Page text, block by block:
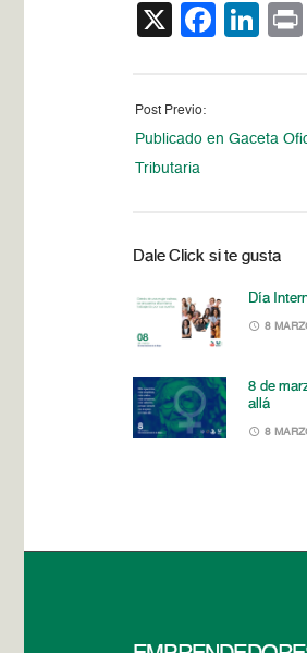
X
Post Previo:
Publicado en Gaceta
Tributaria
Dale Click si te gusta
Día
8
8 de
allá
8